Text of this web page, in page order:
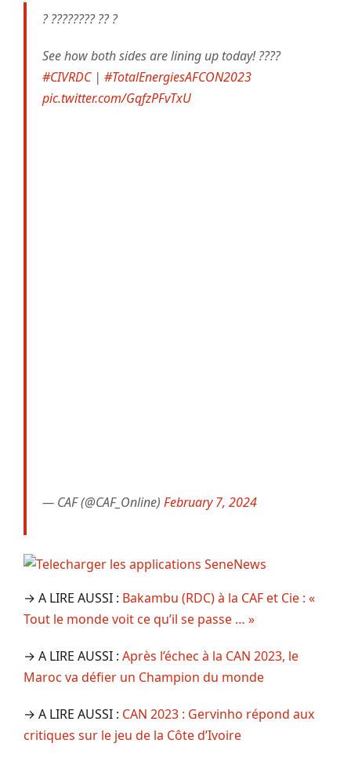
? ???????? ?? ?
See how both sides are lining up today! ????
#CIVRDC| #TotalEnergiesAFCON2023
pic.twitter.com/GqfzPFvTxU
— CAF (@CAF_Online) February 7, 2024
→ A LIRE AUSSI : Bakambu (RDC) à la CAF et Cie : «
Tout le monde voit ce qu’il se passe … »
→ A LIRE AUSSI : Après l’échec à la CAN 2023, le
Maroc va défier un Champion du monde
→ A LIRE AUSSI : CAN 2023 : Gervinho répond aux
critiques sur le jeu de la Côte d’Ivoire